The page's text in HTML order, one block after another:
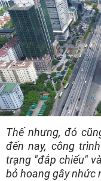
Thế nhưng, đó
đến nay, công
trạng "đắp chiếu"
bỏ hoang gây nhức